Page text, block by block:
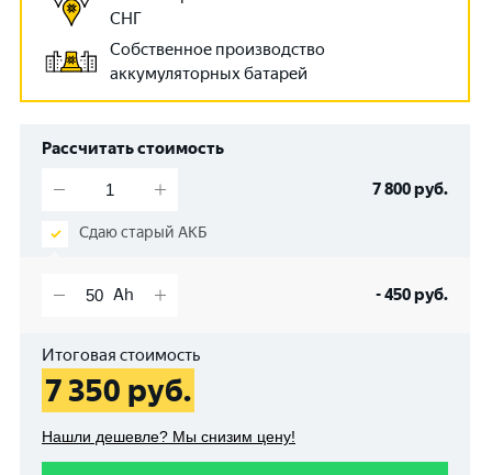
СНГ
Собственное производство
аккумуляторных батарей
Рассчитать стоимость
7 800руб.
Сдаю старый АКБ
-450руб.
Итоговая стоимость
7 350 руб.
Нашли дешевле? Мы снизим цену!